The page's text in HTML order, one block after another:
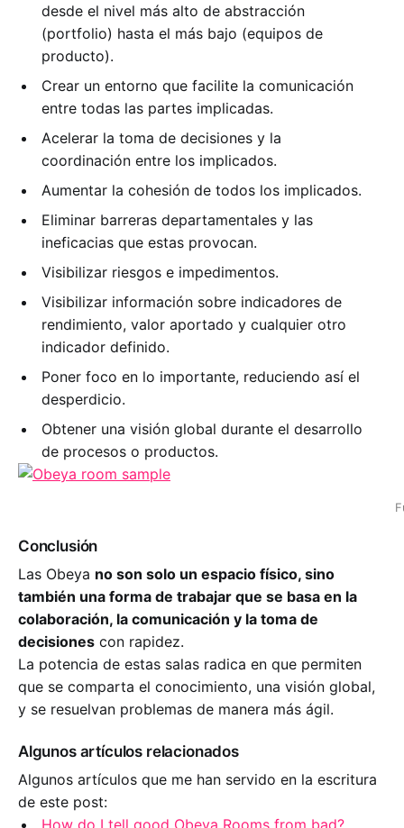
desde el nivel más alto de abstracción
(portfolio) hasta el más bajo (equipos de
producto).
Crear un entorno que facilite la comunicación
entre todas las partes implicadas.
Acelerar la toma de decisiones y la
coordinación entre los implicados.
Aumentar la cohesión de todos los implicados.
Eliminar barreras departamentales y las
ineficacias que estas provocan.
Visibilizar riesgos e impedimentos.
Visibilizar información sobre indicadores de
rendimiento, valor aportado y cualquier otro
indicador definido.
Poner foco en lo importante, reduciendo así el
desperdicio.
Obtener una visión global durante el desarrollo
de procesos o productos.
Conclusión
Las Obeya no son solo un espacio físico, sino
también una forma de trabajar que se basa en la
colaboración, la comunicación y la toma de
decisiones con rapidez.
La potencia de estas salas radica en que permiten
que se comparta el conocimiento, una visión global,
y se resuelvan problemas de manera más ágil.
Algunos artículos relacionados
Algunos artículos que me han servido en la escritura
de este post:
How do I tell good Obeya Rooms from bad?